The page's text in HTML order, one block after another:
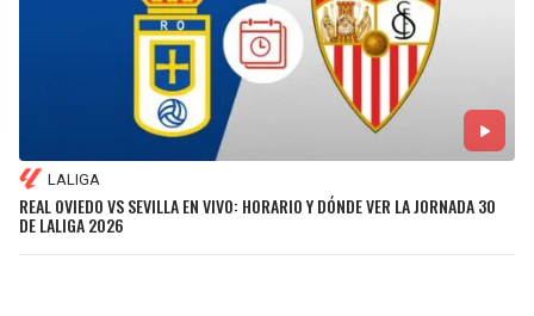
LALIGA
REAL OVIEDO VS SEVILLA EN VIVO: HORARIO Y DÓNDE VER LA JORNADA 30
DE LALIGA 2026